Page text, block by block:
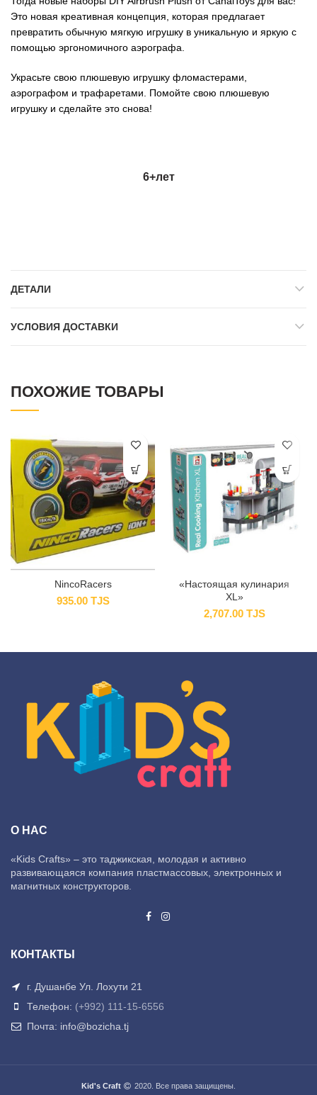
Это новая креативная концепция, которая предлагает
превратить обычную мягкую игрушку в уникальную и яркую с
помощью эргономичного аэрографа.
Украсьте свою плюшевую игрушку фломастерами,
аэрографом и трафаретами. Помойте свою плюшевую
игрушку и сделайте это снова!
6+лет
ДЕТАЛИ
УСЛОВИЯ ДОСТАВКИ
ПОХОЖИЕ ТОВАРЫ
NincoRacers
935.00 TJS
«Настоящая кулинария
XL»
2,707.00 TJS
О НАС
«Kids Crafts» – это таджикская, молодая и активно
развивающаяся компания пластмассовых, электронных и
магнитных конструкторов.
КОНТАКТЫ
г. Душанбе Ул. Лохути 21
Телефон: (+992) 111-15-6556
Почта: info@bozicha.tj
Kid's Craft 2020. Все права защищены.